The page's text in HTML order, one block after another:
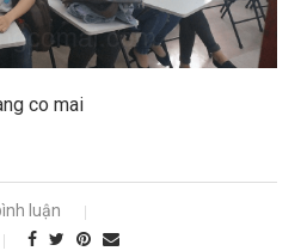
co mai
luận